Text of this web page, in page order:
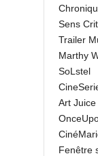
Sens
Trailer
Marthy
SoLstel
Art Juice
Fenêtre